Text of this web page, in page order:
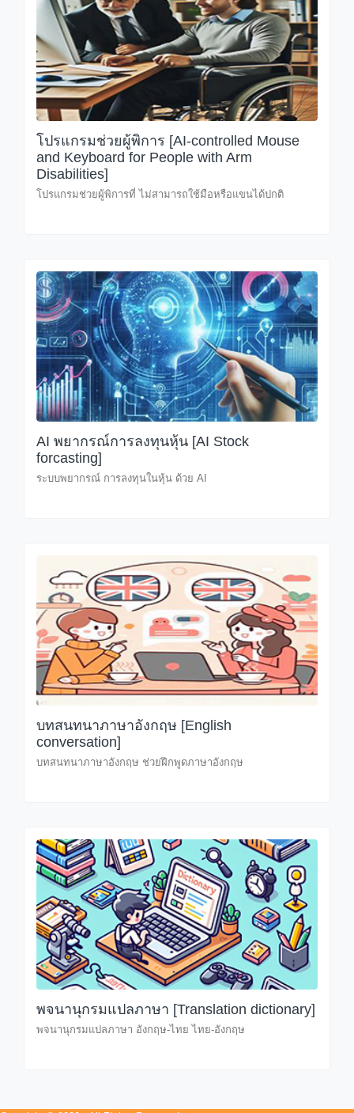
โปรแกรมช่วยผู้พิการ [AI-controlled Mouse
and Keyboard for People with Arm
Disabilities]
โปรแกรมช่วยผู้พิการที่ ไม่สามารถใช้มือหรือแขนได้ปกติ
AI พยากรณ์การลงทุนหุ้น [AI Stock
forcasting]
ระบบพยากรณ์ การลงทุนในหุ้น ด้วย AI
บทสนทนาภาษาอังกฤษ [English
conversation]
บทสนทนาภาษาอังกฤษ ช่วยฝึกพูดภาษาอังกฤษ
พจนานุกรมแปลภาษา [Translation dictionary]
พจนานุกรมแปลภาษา อังกฤษ-ไทย ไทย-อังกฤษ